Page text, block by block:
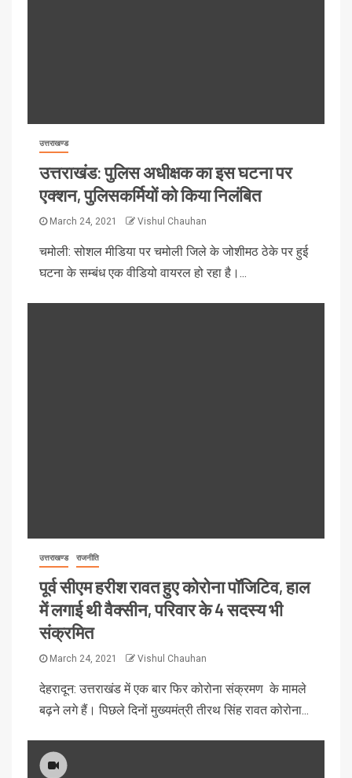
उत्तराखण्ड
उत्तराखंड: पुलिस अधीक्षक का इस घटना पर
एक्शन, पुलिसकर्मियों को किया निलंबित
March 24, 2021 Vishul Chauhan
चमोली: सोशल मीडिया पर चमोली जिले के जोशीमठ ठेके पर हुई
घटना के सम्बंध एक वीडियो वायरल हो रहा है।...
उत्तराखण्ड राजनीति
पूर्व सीएम हरीश रावत हुए कोरोना पॉजिटिव, हाल
में लगाई थी वैक्सीन, परिवार के 4 सदस्य भी
संक्रमित
March 24, 2021 Vishul Chauhan
देहरादून: उत्तराखंड में एक बार फिर कोरोना संक्रमण के मामले
बढ़ने लगे हैं। पिछले दिनों मुख्यमंत्री तीरथ सिंह रावत कोरोना...